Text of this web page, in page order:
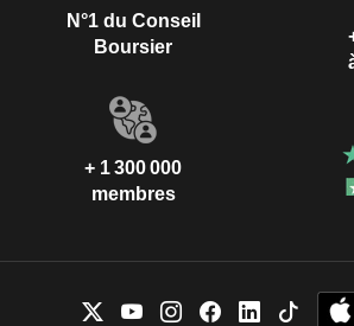
N°1 du Conseil
Boursier
+ 1 300 000
membres